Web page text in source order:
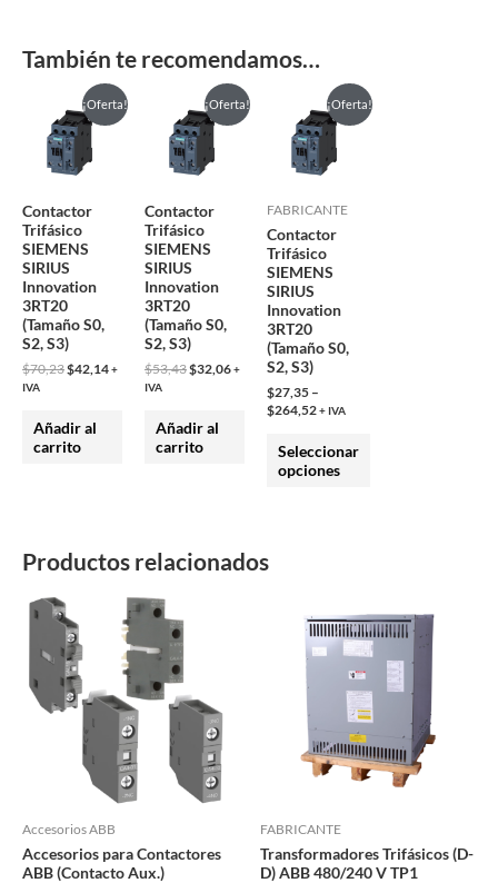
También te recomendamos…
¡Oferta!
Contactor
Trifásico
SIEMENS
SIRIUS
Innovation
3RT20
(Tamaño S0,
S2, S3)
$70,23
precio
original
era:
$70,23.
$42,14
El
precio
+
IVA
Añadir al
carrito
¡Oferta!
Contactor
Trifásico
SIEMENS
SIRIUS
Innovation
3RT20
(Tamaño S0,
S2, S3)
$53,43
precio
original
era:
$53,43.
$32,06
El
precio
+
IVA
Añadir al
carrito
¡Oferta!
FABRICANTE
Contactor
Trifásico
SIEMENS
SIRIUS
Innovation
3RT20
(Tamaño S0,
S2, S3)
$27,35–
$264,52+ IVA
Seleccionar
opciones
producto
tiene
variantes.
Las
opciones
se
pueden
elegir
la
de
Productos relacionados
Accesorios ABB
Accesorios para Contactores
ABB (Contacto Aux.)
variantes.
Las
opciones
se
elegir
FABRICANTE
Transformadores Trifásicos (D-
D) ABB 480/240 V TP1
producto
múltiples
variantes.
Las
elegir